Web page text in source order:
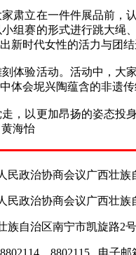
立在一件件展品前，
组赛的形式进行跳大
新时代女性的活力与团结
验活动。活动中，大
体会坭兴陶蕴含的非遗传
以更加昂扬的姿态投
海怡
民政治协商会议广西壮
民政治协商会议广西壮族
族自治区南宁市凯旋路2
、8802115 电子邮